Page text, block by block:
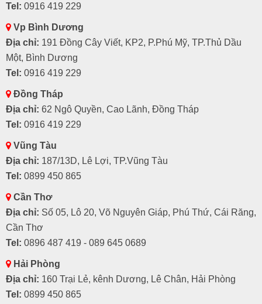
Tel: 0916 419 229
Vp Bình Dương
Địa chỉ: 191 Đồng Cây Viết, KP2, P.Phú Mỹ, TP.Thủ Dầu
Một, Bình Dương
Tel: 0916 419 229
Đồng Tháp
Địa chỉ: 62 Ngô Quyền, Cao Lãnh, Đồng Tháp
Tel: 0916 419 229
Vũng Tàu
Địa chỉ: 187/13D, Lê Lợi, TP.Vũng Tàu
Tel: 0899 450 865
Cần Thơ
Địa chỉ: Số 05, Lô 20, Võ Nguyên Giáp, Phú Thứ, Cái Răng,
Cần Thơ
Tel: 0896 487 419 - 089 645 0689
Hải Phòng
Địa chỉ: 160 Trại Lẻ, kênh Dương, Lê Chân, Hải Phòng
Tel: 0899 450 865